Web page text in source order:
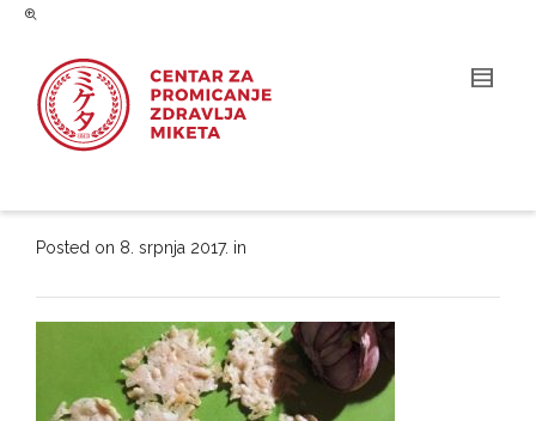
Posted on 8. srpnja 2017. in